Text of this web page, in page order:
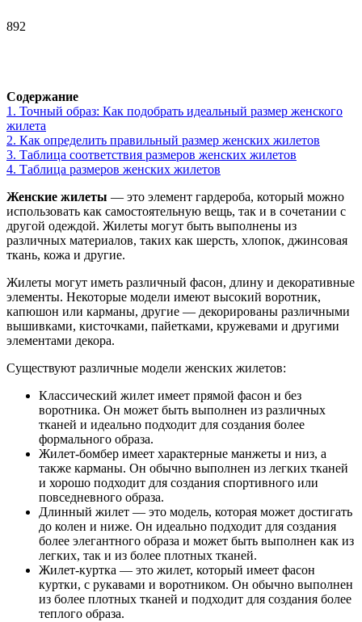
892
Содержание
1. Точный образ: Как подобрать идеальный размер женского
жилета
2. Как определить правильный размер женских жилетов
3. Таблица соответствия размеров женских жилетов
4. Таблица размеров женских жилетов
Женские жилеты — это элемент гардероба, который можно
использовать как самостоятельную вещь, так и в сочетании с
другой одеждой. Жилеты могут быть выполнены из
различных материалов, таких как шерсть, хлопок, джинсовая
ткань, кожа и другие.
Жилеты могут иметь различный фасон, длину и декоративные
элементы. Некоторые модели имеют высокий воротник,
капюшон или карманы, другие — декорированы различными
вышивками, кисточками, пайетками, кружевами и другими
элементами декора.
Существуют различные модели женских жилетов:
Классический жилет имеет прямой фасон и без
воротника. Он может быть выполнен из различных
тканей и идеально подходит для создания более
формального образа.
Жилет-бомбер имеет характерные манжеты и низ, а
также карманы. Он обычно выполнен из легких тканей
и хорошо подходит для создания спортивного или
повседневного образа.
Длинный жилет — это модель, которая может достигать
до колен и ниже. Он идеально подходит для создания
более элегантного образа и может быть выполнен как из
легких, так и из более плотных тканей.
Жилет-куртка — это жилет, который имеет фасон
куртки, с рукавами и воротником. Он обычно выполнен
из более плотных тканей и подходит для создания более
теплого образа.